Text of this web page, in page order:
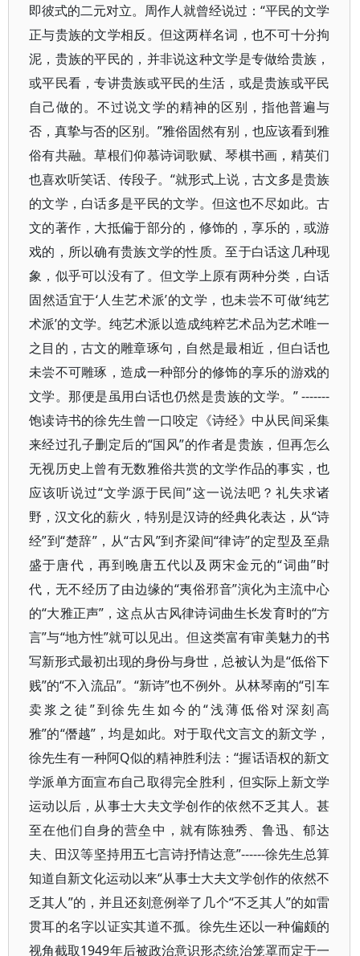
即彼式的二元对立。周作人就曾经说过：“平民的文学
正与贵族的文学相反。但这两样名词，也不可十分拘
泥，贵族的平民的，并非说这种文学是专做给贵族，
或平民看，专讲贵族或平民的生活，或是贵族或平民
自己做的。不过说文学的精神的区别，指他普遍与
否，真挚与否的区别。”雅俗固然有别，也应该看到雅
俗有共融。草根们仰慕诗词歌赋、琴棋书画，精英们
也喜欢听笑话、传段子。“就形式上说，古文多是贵族
的文学，白话多是平民的文学。但这也不尽如此。古
文的著作，大抵偏于部分的，修饰的，享乐的，或游
戏的，所以确有贵族文学的性质。至于白话这几种现
象，似乎可以没有了。但文学上原有两种分类，白话
固然适宜于‘人生艺术派’的文学，也未尝不可做‘纯艺
术派’的文学。纯艺术派以造成纯粹艺术品为艺术唯一
之目的，古文的雕章琢句，自然是最相近，但白话也
未尝不可雕琢，造成一种部分的修饰的享乐的游戏的
文学。那便是虽用白话也仍然是贵族的文学。” -------
饱读诗书的徐先生曾一口咬定《诗经》中从民间采集
来经过孔子删定后的“国风”的作者是贵族，但再怎么
无视历史上曾有无数雅俗共赏的文学作品的事实，也
应该听说过“文学源于民间”这一说法吧？礼失求诸
野，汉文化的薪火，特别是汉诗的经典化表达，从“诗
经”到“楚辞”，从“古风”到齐梁间“律诗”的定型及至鼎
盛于唐代，再到晚唐五代以及两宋金元的“词曲”时
代，无不经历了由边缘的“夷俗邪音”演化为主流中心
的“大雅正声”，这点从古风律诗词曲生长发育时的“方
言”与“地方性”就可以见出。但这类富有审美魅力的书
写新形式最初出现的身份与身世，总被认为是“低俗下
贱”的“不入流品”。“新诗”也不例外。从林琴南的“引车
卖浆之徒”到徐先生如今的“浅薄低俗对深刻高
雅”的“僭越”，均是如此。对于取代文言文的新文学，
徐先生有一种阿Q似的精神胜利法：“握话语权的新文
学派单方面宣布自己取得完全胜利，但实际上新文学
运动以后，从事士大夫文学创作的依然不乏其人。甚
至在他们自身的营垒中，就有陈独秀、鲁迅、郁达
夫、田汉等坚持用五七言诗抒情达意”------徐先生总算
知道自新文化运动以来“从事士大夫文学创作的依然不
乏其人”的，并且还刻意例举了几个“不乏其人”的如雷
贯耳的名字以证实其道不孤。徐先生还以一种偏颇的
视角截取1949年后被政治意识形态统治笼罩而定于一